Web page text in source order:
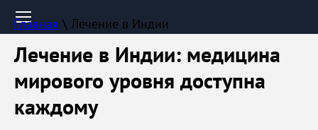
Главная \ Лечение в Индии
Лечение в Индии: медицина
мирового уровня доступна
каждому